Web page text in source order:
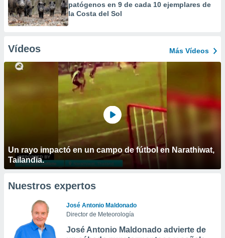
patógenos en 9 de cada 10 ejemplares de
la Costa del Sol
Vídeos Más Vídeos
Un rayo impactó en un campo de fútbol en Narathiwat,
Tailandia.
Nuestros expertos
José Antonio Maldonado
Director de Meteorología
José Antonio Maldonado advierte de